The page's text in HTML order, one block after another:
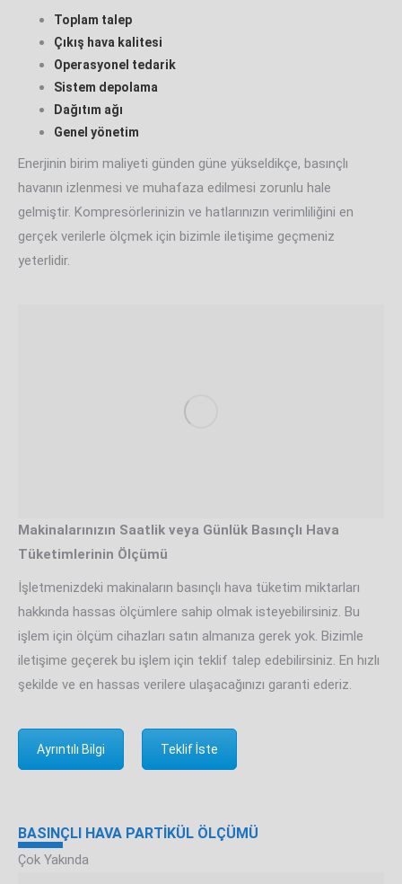
Toplam talep
Çıkış hava kalitesi
Operasyonel tedarik
Sistem depolama
Dağıtım ağı
Genel yönetim
Enerjinin birim maliyeti günden güne yükseldikçe, basınçlı
havanın izlenmesi ve muhafaza edilmesi zorunlu hale
gelmiştir. Kompresörlerinizin ve hatlarınızın verimliliğini en
gerçek verilerle ölçmek için bizimle iletişime geçmeniz
yeterlidir.
Makinalarınızın Saatlik veya Günlük Basınçlı Hava
Tüketimlerinin Ölçümü
İşletmenizdeki makinaların basınçlı hava tüketim miktarları
hakkında hassas ölçümlere sahip olmak isteyebilirsiniz. Bu
işlem için ölçüm cihazları satın almanıza gerek yok. Bizimle
iletişime geçerek bu işlem için teklif talep edebilirsiniz. En hızlı
şekilde ve en hassas verilere ulaşacağınızı garanti ederiz.
Ayrıntılı Bilgi Teklif İste
BASINÇLI HAVA PARTİKÜL ÖLÇÜMÜ
Çok Yakında